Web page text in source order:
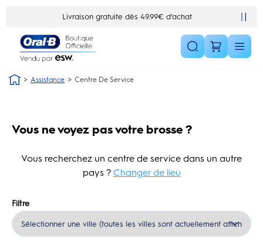
Livraison gratuite dès 49.99€ d’achat
Assistance Centre De Service
Vous ne voyez pas votre brosse ?
Vous recherchez un centre de service dans un autre
pays ? Changer de lieu
Filtre